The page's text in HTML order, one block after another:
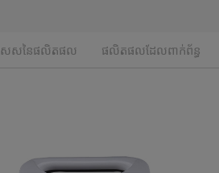
េសនៃផលិតផល ផលិតផលដែលពាក់ព័ន្ធ